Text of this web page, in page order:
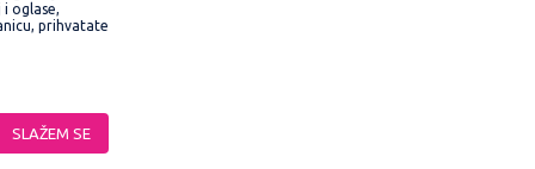
kompletne i bez grešaka. Svi artikli
oglase,
prihvatate
SLAŽEM SE